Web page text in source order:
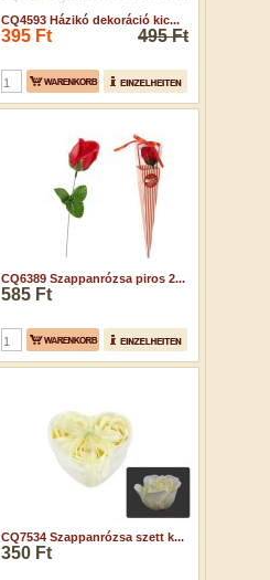
CQ4593 Házikó dekoráció kic...
395 Ft 495 Ft
CQ6389 Szappanrózsa piros 2...
585 Ft
CQ7534 Szappanrózsa szett k...
350 Ft